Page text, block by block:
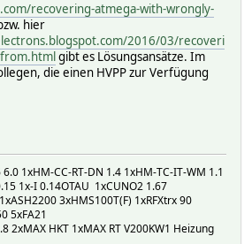
recovering-atmega-with-wrongly-
hier
2016/03/recoveri
gibt es Lösungsansätze. Im
die einen HVPP zur Verfügung
1xHM-CC-RT-DN 1.4 1xHM-TC-IT-WM 1.1
1x-I 0.14OTAU 1xCUNO2 1.67
3xHMS100T(F) 1xRFXtrx 90
5xFA21
2xMAX HKT 1xMAX RT V200KW1 Heizung